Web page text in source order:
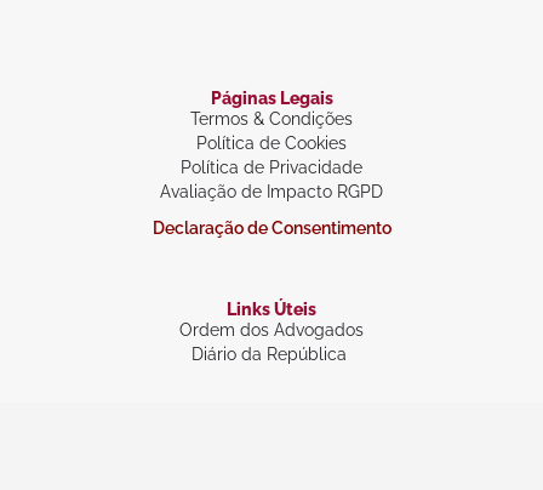
Páginas Legais
Termos & Condições
Política de Cookies
Política de Privacidade
Avaliação de Impacto RGPD
Declaração de Consentimento
Links Úteis
Ordem dos Advogados
Diário da República